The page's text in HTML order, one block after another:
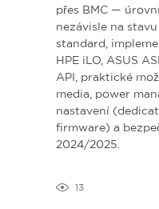
13
přes BMC —
nezávisle na
standard,
HPE iLO, ASUS
API, praktické
media, power
nastavení
firmware) a
2024/2025.